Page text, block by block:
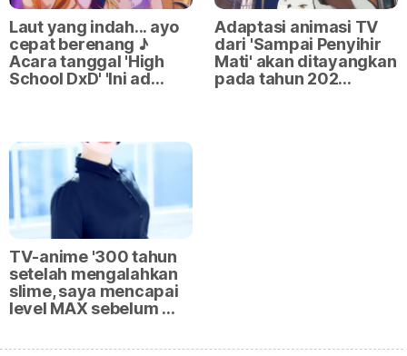
Laut yang indah... ayo
cepat berenang ♪
Acara tanggal 'High
School DxD' 'Ini ad…
Adaptasi animasi TV
dari 'Sampai Penyihir
Mati' akan ditayangkan
pada tahun 202…
TV-anime '300 tahun
setelah mengalahkan
slime, saya mencapai
level MAX sebelum …